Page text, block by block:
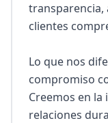
transparencia,
clientes
Lo que nos
compromiso
Creemos en
relaciones